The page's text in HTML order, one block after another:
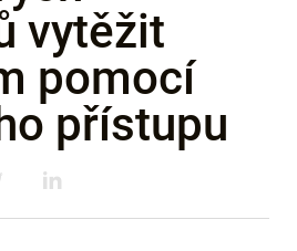
vytěžit
pomocí
přístupu